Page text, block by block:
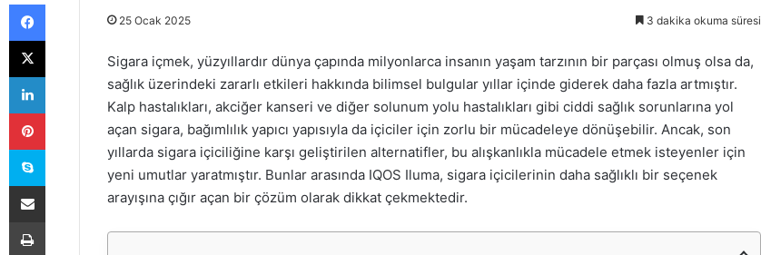
25 Ocak 2025 3 dakika okuma süresi
Sigara içmek, yüzyıllardır dünya çapında milyonlarca insanın yaşam tarzının bir parçası olmuş olsa da,
sağlık üzerindeki zararlı etkileri hakkında bilimsel bulgular yıllar içinde giderek daha fazla artmıştır.
Kalp hastalıkları, akciğer kanseri ve diğer solunum yolu hastalıkları gibi ciddi sağlık sorunlarına yol
açan sigara, bağımlılık yapıcı yapısıyla da içiciler için zorlu bir mücadeleye dönüşebilir. Ancak, son
yıllarda sigara içiciliğine karşı geliştirilen alternatifler, bu alışkanlıkla mücadele etmek isteyenler için
yeni umutlar yaratmıştır. Bunlar arasında IQOS Iluma, sigara içicilerinin daha sağlıklı bir seçenek
arayışına çığır açan bir çözüm olarak dikkat çekmektedir.
Facebook
X
LinkedIn
Pinterest
Skype
E-Posta ile paylaş